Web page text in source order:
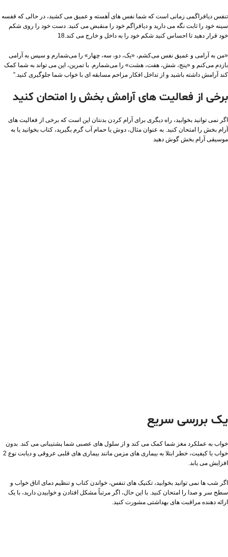
تنفس دیافراگمی زمانی است که شما نفس های آهسته و عمیق می کشید، در حالی که قفسه
سینه خود را ثابت نگه می دارید و دیافراگم خود را منقبض می کنید. دست خود را روی شکم
خود قرار دهید تا احساس کنید شکم خود را به داخل و خارج می کند.18
«من به آرامی و عمیق نفس می‌کشم، «یک، دو، سه، چهار» را می‌شمارم و سپس به آرامی
بازدم می‌کنم و «پنج، شش، هفت، هشت» را می‌شمارم. با تمرین، این می تواند به شما کمک
کند آرامش داشته باشید و از تداخل افکار مزاحم مسابقه ای با خواب شما جلوگیری کنید.”
برخی از فعالیت های آرامش بخش را امتحان کنید
اگر نمی توانید بخوابید، راه دیگری برای آرام کردن بدنتان این است که برخی از فعالیت های
آرام بخش را امتحان کنید. به عنوان مثال، دوش یا حمام آب گرم بگیرید، کتاب بخوانید یا به
موسیقی آرام بخش گوش دهید
یک بررسی سریع
خواب به عملکرد مغز شما کمک می کند و از سلول های عصبی شما پشتیبانی می کند. بدون
خواب با کیفیت، خطر ابتلا به بیماری های مزمن مانند بیماری های قلبی عروقی و دیابت نوع 2
افزایش می یابد.
اگر شب ها نمی توانید بخوابید، تکنیک های تنفس، خواندن کتاب و تنظیم دمای اتاق خواب و
سطح سر و صدا را امتحان کنید. با این حال، اگر مرتباً مشکل افتادن و خوابیدن دارید، با یک
ارائه دهنده مراقبت های بهداشتی مشورت کنید.